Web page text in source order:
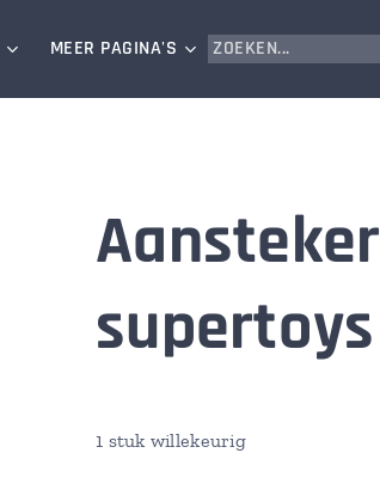
MEER PAGINA'S
Aansteker
supertoys
1 stuk willekeurig